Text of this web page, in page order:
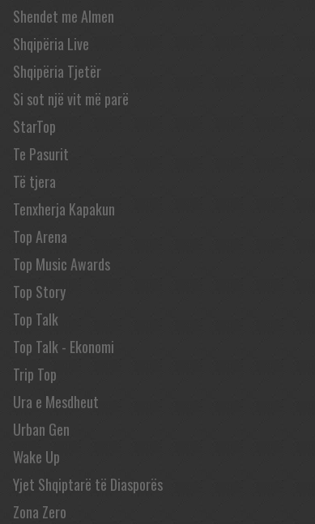
Shendet me Almen
Shqipëria Live
Shqipëria Tjetër
Si sot një vit më parë
StarTop
Te Pasurit
Të tjera
Tenxherja Kapakun
Top Arena
Top Music Awards
Top Story
Top Talk
Top Talk - Ekonomi
Trip Top
Ura e Mesdheut
Urban Gen
Wake Up
Yjet Shqiptarë të Diasporës
Zona Zero